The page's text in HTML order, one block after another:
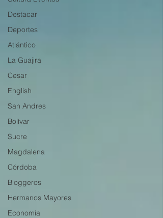
Destacar
Deportes
Atlántico
La Guajira
Cesar
English
San Andres
Bolívar
Sucre
Magdalena
Córdoba
Bloggeros
Hermanos Mayores
Economía